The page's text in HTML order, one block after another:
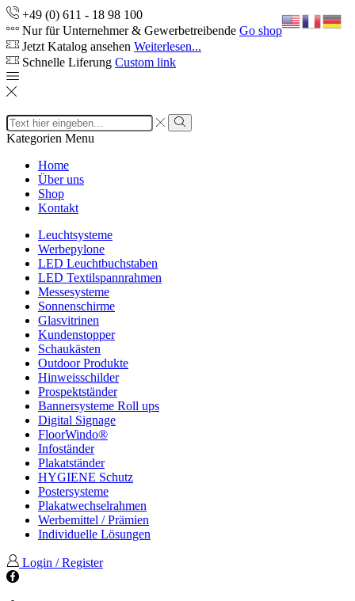
+49 (0) 611 - 18 98 100
Nur für Unternehmer & Gewerbetreibende Go shop
Jetzt Katalog ansehen Weiterlesen...
Schnelle Liferung Custom link
Search
input
Search
Kategorien Menu
Home
Über uns
Shop
Kontakt
Leuchtsysteme
Werbepylone
LED Leuchtbuchstaben
LED Textilspannrahmen
Messesysteme
Sonnenschirme
Glasvitrinen
Kundenstopper
Schaukästen
Outdoor Produkte
Hinweisschilder
Prospektständer
Bannersysteme Roll ups
Digital Signage
FloorWindo®
Infoständer
Plakatständer
HYGIENE Schutz
Postersysteme
Plakatwechselrahmen
Werbemittel / Prämien
Individuelle Lösungen
Login / Register
Facebook